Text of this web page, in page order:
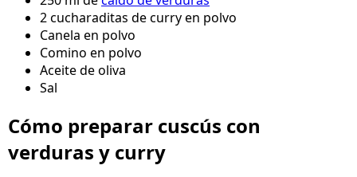
2 cucharaditas de curry en polvo
Canela en polvo
Comino en polvo
Aceite de oliva
Sal
Cómo preparar cuscús con
verduras y curry